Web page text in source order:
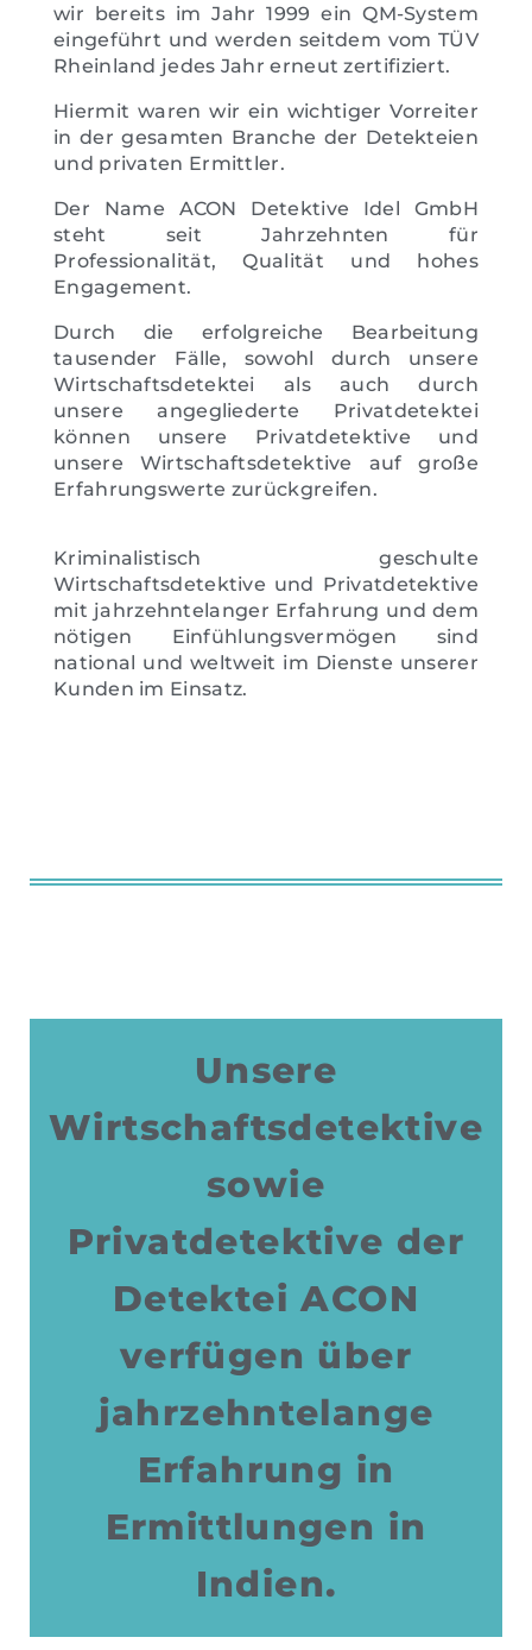
wir bereits im Jahr 1999 ein QM-System
eingeführt und werden seitdem vom TÜV
Rheinland jedes Jahr erneut zertifiziert.
Hiermit waren wir ein wichtiger Vorreiter
in der gesamten Branche der Detekteien
und privaten Ermittler.
Der Name ACON Detektive Idel GmbH
steht seit Jahrzehnten für
Professionalität, Qualität und hohes
Engagement.
Durch die erfolgreiche Bearbeitung
tausender Fälle, sowohl durch unsere
Wirtschaftsdetektei als auch durch
unsere angegliederte Privatdetektei
können unsere Privatdetektive und
unsere Wirtschaftsdetektive auf große
Erfahrungswerte zurückgreifen.
Kriminalistisch geschulte
Wirtschaftsdetektive und Privatdetektive
mit jahrzehntelanger Erfahrung und dem
nötigen Einfühlungsvermögen sind
national und weltweit im Dienste unserer
Kunden im Einsatz.
Unsere
Wirtschaftsdetektive
sowie
Privatdetektive der
Detektei ACON
verfügen über
jahrzehntelange
Erfahrung in
Ermittlungen in
Indien.